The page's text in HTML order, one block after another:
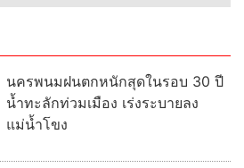
นครพนมฝนตกหนักสุดในรอบ 30 ปี
น้ำทะลักท่วมเมือง เร่งระบายลง
แม่น้ำโขง